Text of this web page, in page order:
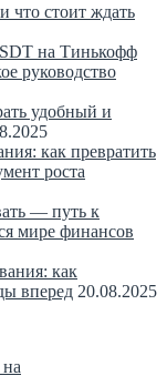
что стоит ждать
на Тинькофф
руководство
удобный и
как превратить
роста
— путь к
мире финансов
как
вперед 20.08.2025